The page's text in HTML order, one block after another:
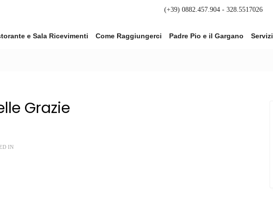
e Sala Ricevimenti Come Raggiungerci Padre Pio e il Gargano Servizi
(+39) 0882.457.904 - 328.5517026
Grazie
IN